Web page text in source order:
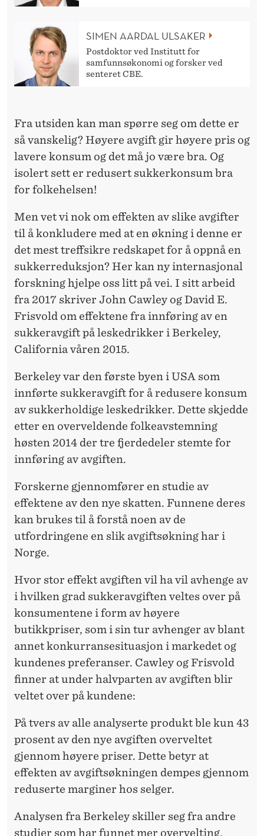
SIMEN AARDAL ULSAKER
Postdoktor ved Institutt for
samfunnsøkonomi og forsker ved
senteret CBE.
Fra utsiden kan man spørre seg om dette er
så vanskelig? Høyere avgift gir høyere pris og
lavere konsum og det må jo være bra. Og
isolert sett er redusert sukkerkonsum bra
for folkehelsen!
Men vet vi nok om effekten av slike avgifter
til å konkludere med at en økning i denne er
det mest treffsikre redskapet for å oppnå en
sukkerreduksjon? Her kan ny internasjonal
forskning hjelpe oss litt på vei. I sitt arbeid
fra 2017 skriver John Cawley og David E.
Frisvold om effektene fra innføring av en
sukkeravgift på leskedrikker i Berkeley,
California våren 2015.
Berkeley var den første byen i USA som
innførte sukkeravgift for å redusere konsum
av sukkerholdige leskedrikker. Dette skjedde
etter en overveldende folkeavstemning
høsten 2014 der tre fjerdedeler stemte for
innføring av avgiften.
Forskerne gjennomfører en studie av
effektene av den nye skatten. Funnene deres
kan brukes til å forstå noen av de
utfordringene en slik avgiftsøkning har i
Norge.
Hvor stor effekt avgiften vil ha vil avhenge av
i hvilken grad sukkeravgiften veltes over på
konsumentene i form av høyere
butikkpriser, som i sin tur avhenger av blant
annet konkurransesituasjon i markedet og
kundenes preferanser. Cawley og Frisvold
finner at under halvparten av avgiften blir
veltet over på kundene:
På tvers av alle analyserte produkt ble kun 43
prosent av den nye avgiften overveltet
gjennom høyere priser. Dette betyr at
effekten av avgiftsøkningen dempes gjennom
reduserte marginer hos selger.
Analysen fra Berkeley skiller seg fra andre
studier som har funnet mer overvelting.